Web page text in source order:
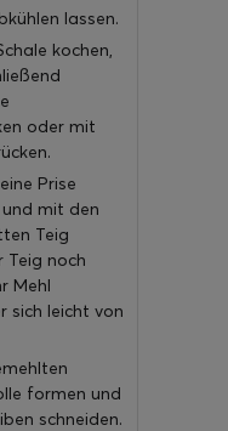
lassen.
kochen,
oder mit
Prise
mit den
Teig
Teig noch
Mehl
sich leicht von
formen und
schneiden.